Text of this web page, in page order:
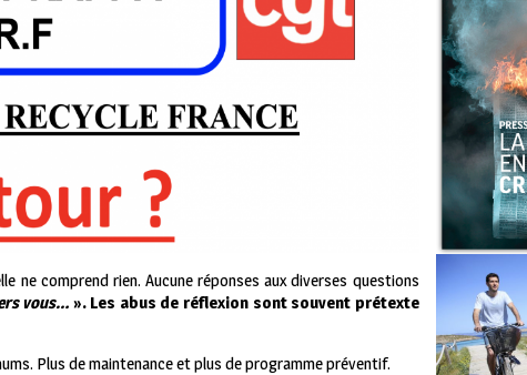
comprend rien. Aucune réponses aux diverses questions
vous… ». Les abus de réflexion sont souvent prétexte
Plus de maintenance et plus de programme préventif.